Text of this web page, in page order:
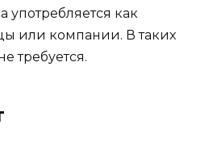
употребляется как
или компании. В таких
требуется.